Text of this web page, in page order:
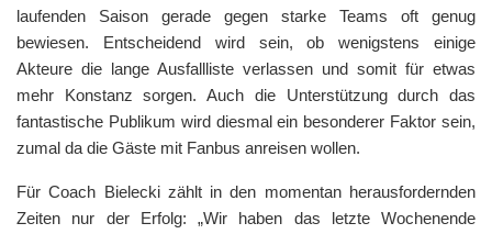
laufenden Saison gerade gegen starke Teams oft genug
bewiesen. Entscheidend wird sein, ob wenigstens einige
Akteure die lange Ausfallliste verlassen und somit für etwas
mehr Konstanz sorgen. Auch die Unterstützung durch das
fantastische Publikum wird diesmal ein besonderer Faktor sein,
zumal da die Gäste mit Fanbus anreisen wollen.
Für Coach Bielecki zählt in den momentan herausfordernden
Zeiten nur der Erfolg: „Wir haben das letzte Wochenende